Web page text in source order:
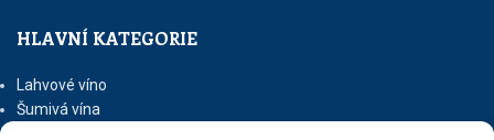
HLAVNÍ KATEGORIE
Lahvové víno
Šumivá vína